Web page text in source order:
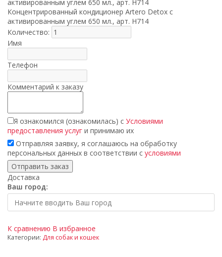
Концентрированный кондиционер Artero Detox с
активированным углем 650 мл., арт. H714
Количество:
Имя
Телефон
Комментарий к заказу
Я ознакомился (ознакомилась) с Условиями
предоставления услуг и принимаю их
Отправляя заявку, я соглашаюсь на обработку
персональных данных в соответствии с условиями
Доставка
Ваш город:
К сравнению В избранное
Категории: Для собак и кошек